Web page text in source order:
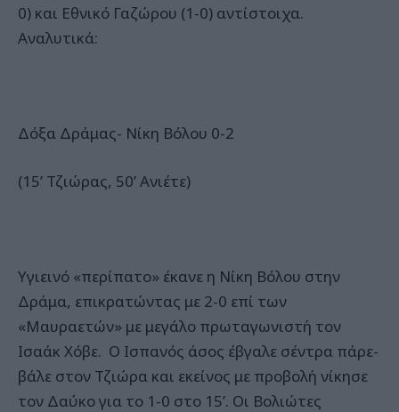
0) και Εθνικό Γαζώρου (1-0) αντίστοιχα.
Αναλυτικά:
Δόξα Δράμας- Νίκη Βόλου 0-2
(15’ Τζιώρας, 50’ Ανιέτε)
Υγιεινό «περίπατο» έκανε η Νίκη Βόλου στην
Δράμα, επικρατώντας με 2-0 επί των
«Μαυραετών» με μεγάλο πρωταγωνιστή τον
Ισαάκ Χόβε. Ο Ισπανός άσος έβγαλε σέντρα πάρε-
βάλε στον Τζιώρα και εκείνος με προβολή νίκησε
τον Δαύκο για το 1-0 στο 15’. Οι Βολιώτες